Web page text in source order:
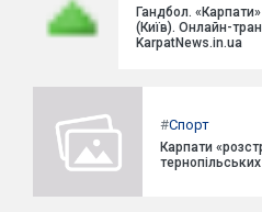
Гандбол.
(Київ). Онлайн-
KarpatNews.in.ua
#Спорт
Карпати